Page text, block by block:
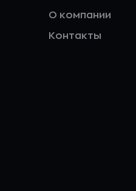
О компании
Контакты